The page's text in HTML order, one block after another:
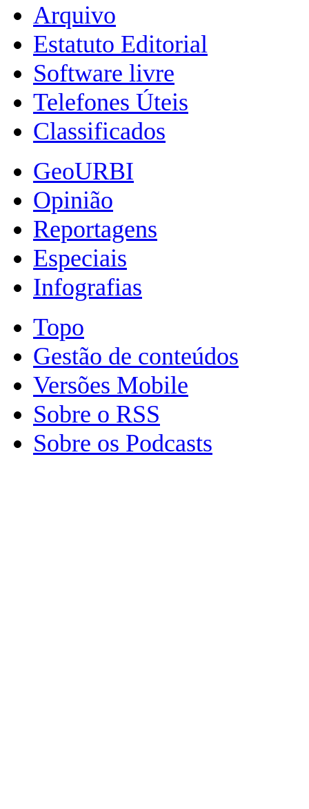
Arquivo
Estatuto Editorial
Software livre
Telefones Úteis
Classificados
GeoURBI
Opinião
Reportagens
Especiais
Infografias
Topo
Gestão de conteúdos
Versões Mobile
Sobre o RSS
Sobre os Podcasts